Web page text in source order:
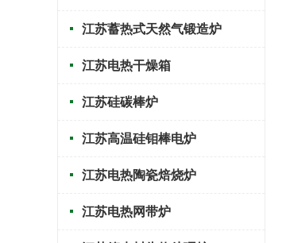
江苏蓄热式天然气锻造炉
江苏电热干燥箱
江苏硅碳棒炉
江苏高温硅钼棒电炉
江苏电热陶瓷焙烧炉
江苏电热网带炉